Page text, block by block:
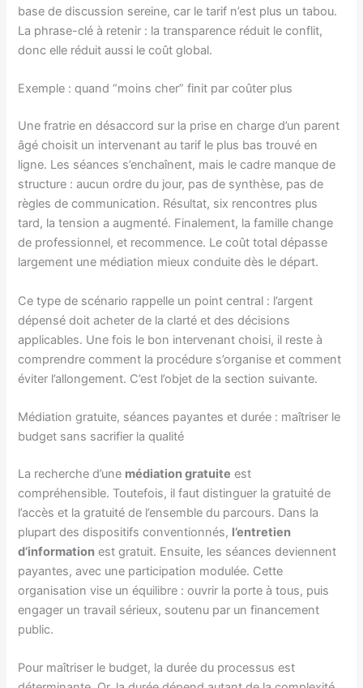
base de discussion sereine, car le tarif n’est plus un tabou.
La phrase-clé à retenir : la transparence réduit le conflit,
donc elle réduit aussi le coût global.
Exemple : quand “moins cher” finit par coûter plus
Une fratrie en désaccord sur la prise en charge d’un parent
âgé choisit un intervenant au tarif le plus bas trouvé en
ligne. Les séances s’enchaînent, mais le cadre manque de
structure : aucun ordre du jour, pas de synthèse, pas de
règles de communication. Résultat, six rencontres plus
tard, la tension a augmenté. Finalement, la famille change
de professionnel, et recommence. Le coût total dépasse
largement une médiation mieux conduite dès le départ.
Ce type de scénario rappelle un point central : l’argent
dépensé doit acheter de la clarté et des décisions
applicables. Une fois le bon intervenant choisi, il reste à
comprendre comment la procédure s’organise et comment
éviter l’allongement. C’est l’objet de la section suivante.
Médiation gratuite, séances payantes et durée : maîtriser le
budget sans sacrifier la qualité
La recherche d’une médiation gratuite est
compréhensible. Toutefois, il faut distinguer la gratuité de
l’accès et la gratuité de l’ensemble du parcours. Dans la
plupart des dispositifs conventionnés, l’entretien
d’information est gratuit. Ensuite, les séances deviennent
payantes, avec une participation modulée. Cette
organisation vise un équilibre : ouvrir la porte à tous, puis
engager un travail sérieux, soutenu par un financement
public.
Pour maîtriser le budget, la durée du processus est